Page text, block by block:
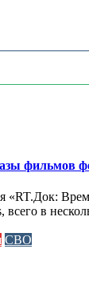
фильмов
всего в
СВО